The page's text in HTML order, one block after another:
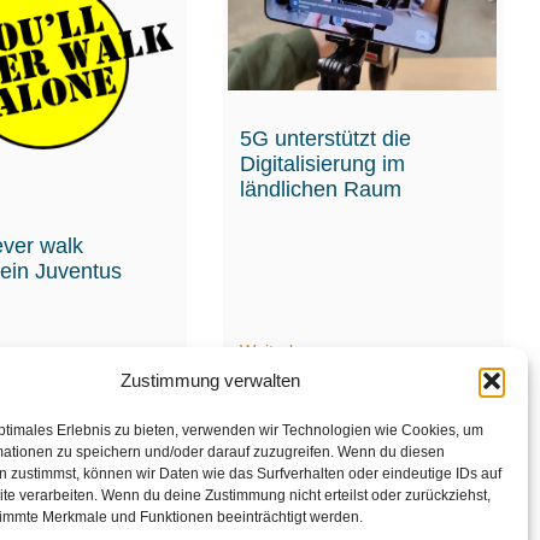
Zustimmung verwalten
Erlebnis zu bieten, verwenden wir Technologien wie Cookies, um
zu speichern und/oder darauf zuzugreifen. Wenn du diesen
zustimmst, können wir Daten wie das Surfverhalten oder eindeutige IDs auf
verarbeiten. Wenn du deine Zustimmung nicht erteilst oder zurückziehst,
Merkmale und Funktionen beeinträchtigt werden.
walk
Juventus
5G unterstützt die
Digitalisierung im
ländlichen Raum
Weiterlesen
1 2